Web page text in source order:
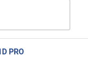
PRO